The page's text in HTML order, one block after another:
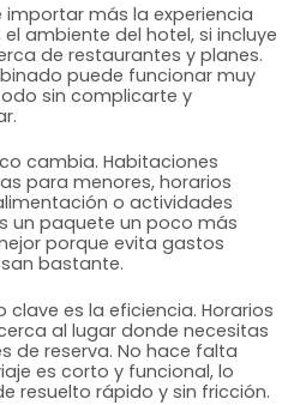
importar más la experiencia
ambiente del hotel, si incluye
de restaurantes y planes.
puede funcionar muy
sin complicarte y
cambia. Habitaciones
para menores, horarios
o actividades
un paquete un poco más
porque evita gastos
bastante.
clave es la eficiencia. Horarios
al lugar donde necesitas
de reserva. No hace falta
es corto y funcional, lo
resuelto rápido y sin fricción.